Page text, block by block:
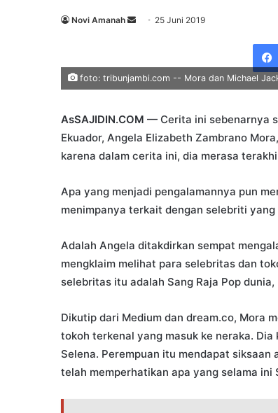
Novi Amanah
Send 25 Juni 2019
foto: tribunjambi.com -- Mora dan Michael
AsSAJIDIN.COM — Cerita ini sebenarnya
Ekuador, Angela Elizabeth Zambrano
karena dalam cerita ini, dia merasa
Apa yang menjadi pengalamannya pun
menimpanya terkait dengan selebriti yang
Adalah Angela ditakdirkan sempat
mengklaim melihat para selebritas dan
selebritas itu adalah Sang Raja Pop
Dikutip dari Medium dan dream.co, Mora
tokoh terkenal yang masuk ke neraka.
Selena. Perempuan itu mendapat siksaan
telah memperhatikan apa yang selama ini